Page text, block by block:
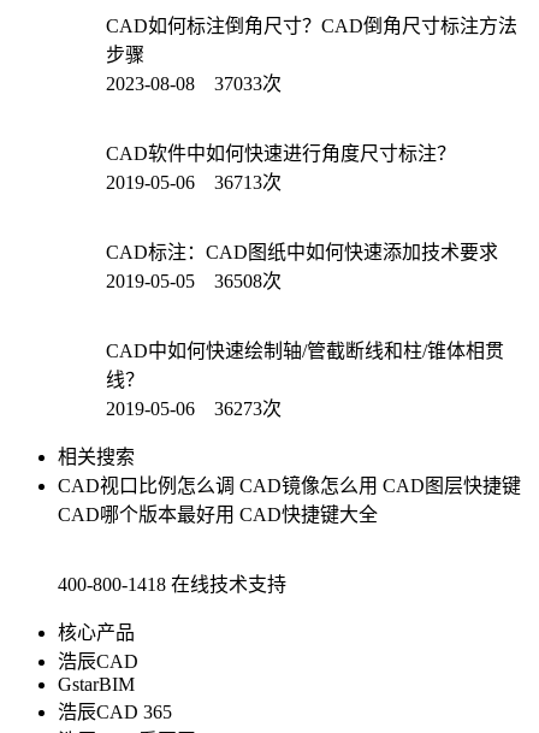
CAD如何标注倒角尺寸？CAD倒角尺寸标注方法
步骤
2023-08-08 37033次
CAD软件中如何快速进行角度尺寸标注？
2019-05-06 36713次
CAD标注：CAD图纸中如何快速添加技术要求
2019-05-05 36508次
CAD中如何快速绘制轴/管截断线和柱/锥体相贯
线？
2019-05-06 36273次
相关搜索
CAD视口比例怎么调 CAD镜像怎么用 CAD图层快捷键
CAD哪个版本最好用 CAD快捷键大全
400-800-1418 在线技术支持
核心产品
浩辰CAD
GstarBIM
浩辰CAD 365